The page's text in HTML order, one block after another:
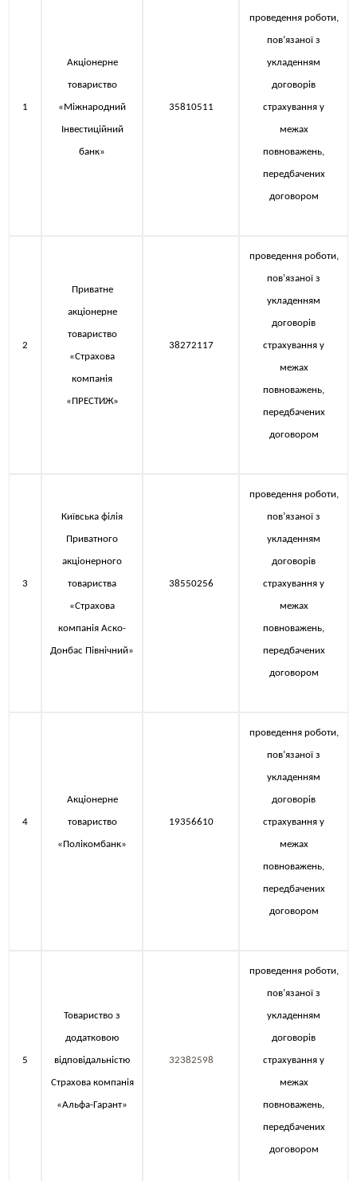
1
Акціонерне
товариство
«Міжнародний
Інвестиційний
банк»
35810511
проведення роботи,
пов’язаної з
укладенням
договорів
страхування у
межах
повноважень,
передбачених
договором
2
Приватне
акціонерне
товариство
«Страхова
компанія
«ПРЕСТИЖ»
38272117
проведення роботи,
пов’язаної з
укладенням
договорів
страхування у
межах
повноважень,
передбачених
договором
3
Київська філія
Приватного
акціонерного
товариства
«Страхова
компанія Аско-
Донбас Північний»
38550256
проведення роботи,
пов’язаної з
укладенням
договорів
страхування у
межах
повноважень,
передбачених
договором
4
Акціонерне
товариство
«Полікомбанк»
19356610
проведення роботи,
пов’язаної з
укладенням
договорів
страхування у
межах
повноважень,
передбачених
договором
5
Товариство з
додатковою
відповідальністю
Страхова компанія
«Альфа-Гарант»
32382598
проведення роботи,
пов’язаної з
укладенням
договорів
страхування у
межах
повноважень,
передбачених
договором